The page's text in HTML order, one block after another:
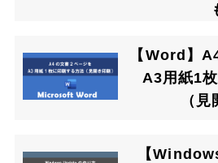
【Word】
A3用紙1
（見
【